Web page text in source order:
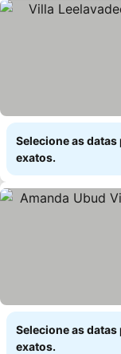
Selecione as
exatos.
Selecione as
exatos.